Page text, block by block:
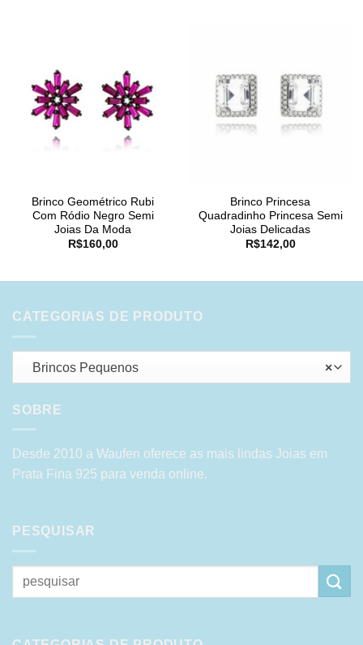
Brinco Geométrico Rubi
Com Ródio Negro Semi
Joias Da Moda
R$160,00
Brinco Princesa
Quadradinho Princesa Semi
Joias Delicadas
R$142,00
CATEGORIAS DE PRODUTO
×
Brincos Pequenos
SOBRE
Desde 2010 a Waufen oferece as mais lindas Joias em
Prata Fina 925 para venda online.
PESQUISAR
Pesquisar
por: